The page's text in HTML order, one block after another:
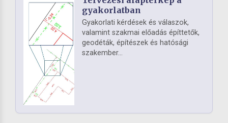
gyakorlatban
Gyakorlati kérdések és válaszok,
valamint szakmai előadás építtetők,
geodéták, építészek és hatósági
szakember...